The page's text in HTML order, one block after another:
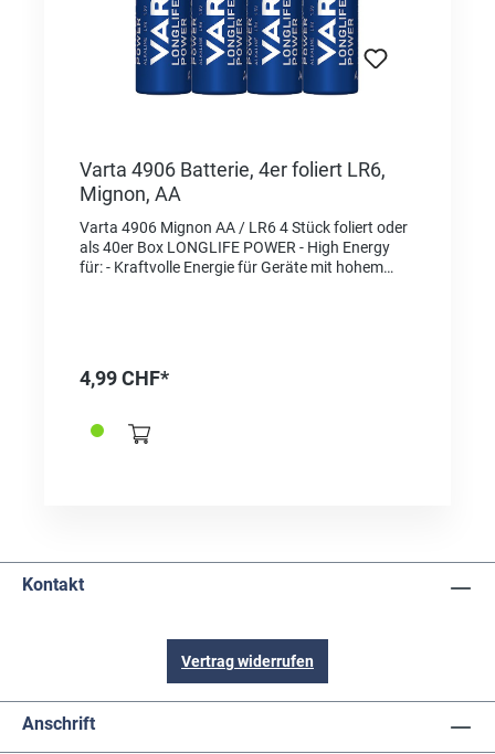
Varta 4906 Batterie, 4er foliert LR6,
Mignon, AA
Varta 4906 Mignon AA / LR6 4 Stück foliert oder
als 40er Box LONGLIFE POWER - High Energy
für: - Kraftvolle Energie für Geräte mit hohem
2625001
4,99 CHF*
Kontakt
Vertrag widerrufen
Anschrift